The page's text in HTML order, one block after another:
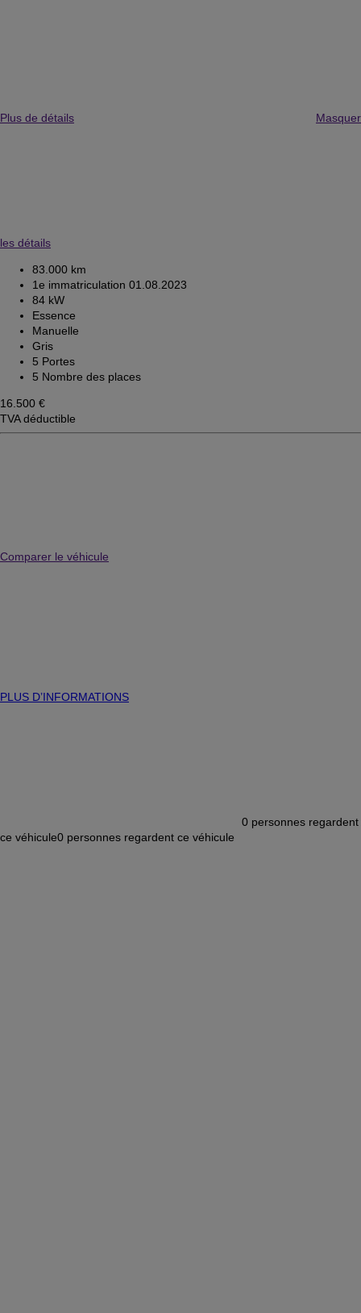
Plus de détails Masquer
les détails
83.000 km
1e immatriculation 01.08.2023
84 kW
Essence
Manuelle
Gris
5 Portes
5 Nombre des places
16.500 €
TVA déductible
Comparer le véhicule
PLUS D’INFORMATIONS
0 personnes regardent
ce véhicule0 personnes regardent ce véhicule